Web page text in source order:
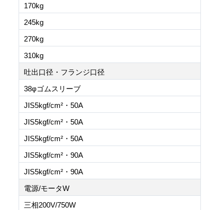
170kg
245kg
270kg
310kg
吐出口径・フランジ口径
38φゴムスリーブ
JIS5kgf/cm²・50A
JIS5kgf/cm²・50A
JIS5kgf/cm²・50A
JIS5kgf/cm²・90A
JIS5kgf/cm²・90A
電源/モータW
三相200V/750W